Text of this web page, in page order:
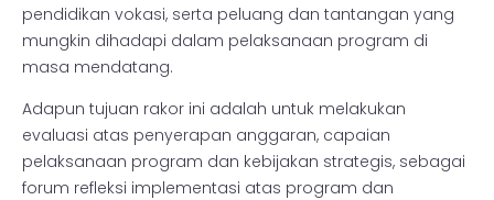
pendidikan vokasi, serta peluang dan tantangan yang
mungkin dihadapi dalam pelaksanaan program di
masa mendatang.
Adapun tujuan rakor ini adalah untuk melakukan
evaluasi atas penyerapan anggaran, capaian
pelaksanaan program dan kebijakan strategis, sebagai
forum refleksi implementasi atas program dan